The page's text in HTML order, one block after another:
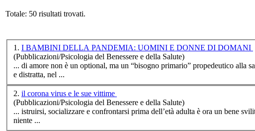
Totale: 50 risultati trovati.
1. I BAMBINI DELLA PANDEMIA: UOMINI E DONNE DI DOMANI
(Pubblicazioni/Psicologia del Benessere e della Salute)
... di amore non è un optional, ma un “bisogno primario” propedeutico alla salute mentale e al
e distratta, nel ...
2. il corona virus e le sue vittime
(Pubblicazioni/Psicologia del Benessere e della Salute)
... istruirsi, socializzare e confrontarsi prima dell’età adulta è ora un bene
niente ...